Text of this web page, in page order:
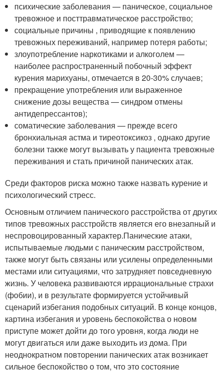
психические заболевания — паническое, социальное
тревожное и посттравматическое расстройство;
социальные причины , приводящие к появлению
тревожных переживаний, например потеря работы;
злоупотребление наркотиками и алкоголем —
наиболее распространенный побочный эффект
курения марихуаны, отмечается в 20-30% случаев;
прекращение употребления или выраженное
снижение дозы вещества — синдром отмены
антидепрессантов);
соматические заболевания — прежде всего
бронхиальная астма и тиреотоксикоз , однако другие
болезни также могут вызывать у пациента тревожные
переживания и стать причиной панических атак.
Среди факторов риска можно также назвать курение и
психологический стресс.
Основным отличием панического расстройства от других
типов тревожных расстройств является его внезапный и
неспровоцированный характер.Панические атаки,
испытываемые людьми с паническим расстройством,
также могут быть связаны или усилены определенными
местами или ситуациями, что затрудняет повседневную
жизнь. У человека развиваются иррациональные страхи
(фобии), и в результате формируется устойчивый
сценарий избегания подобных ситуаций. В конце концов,
картина избегания и уровень беспокойства о новом
приступе может дойти до того уровня, когда люди не
могут двигаться или даже выходить из дома. При
неоднократном повторении панических атак возникает
сильное беспокойство о том, что это состояние